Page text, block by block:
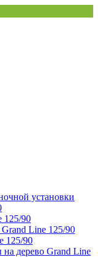
установки
125/90
Line 125/90
125/90
дерево Grand Line